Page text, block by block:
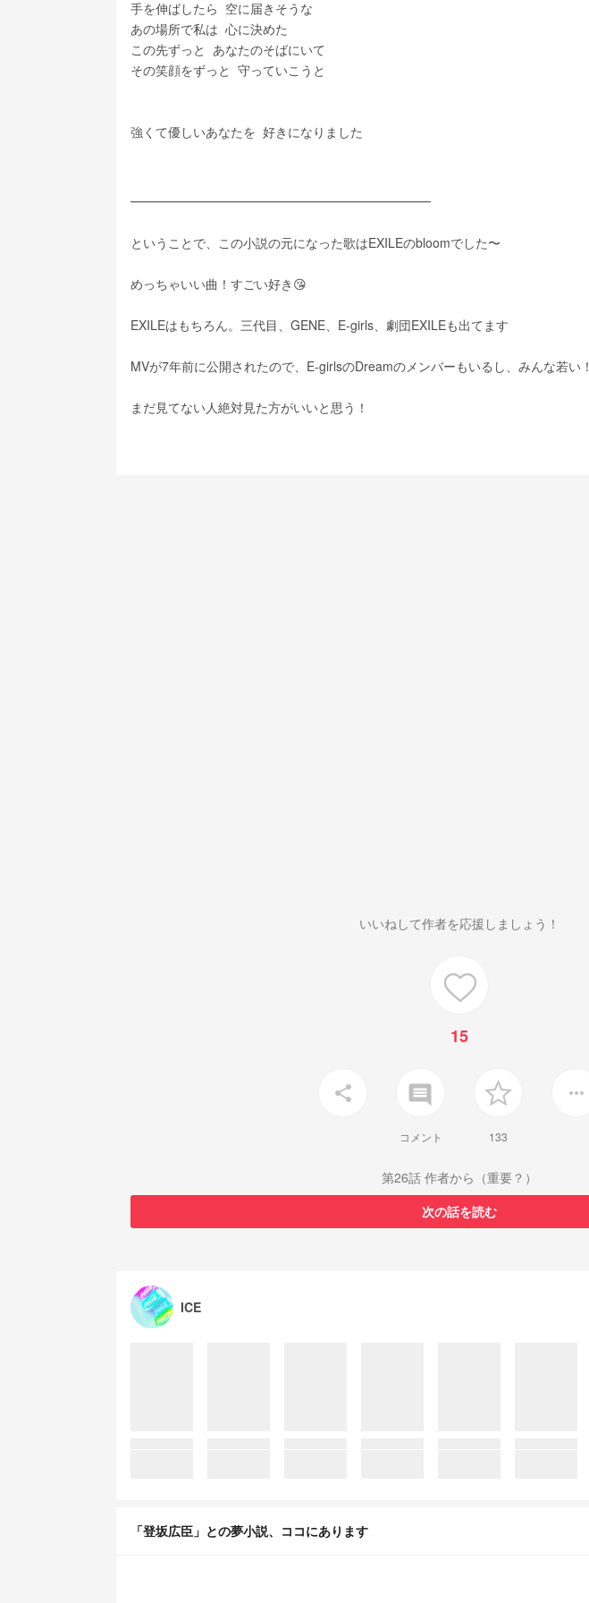
手を伸ばしたら  空に届きそうな
あの場所で私は  心に決めた
この先ずっと  あなたのそばにいて
その笑顔をずっと  守っていこうと
強くて優しいあなたを  好きになりました
━━━━━━━━━━━━━━━━━━━━━━━━
ということで、この小説の元になった歌はEXILEのbloomでした〜
めっちゃいい曲！すごい好き😘
EXILEはもちろん。三代目、GENE、E-girls、劇団EXILEも出てます
MVが7年前に公開されたので、E-girlsのDreamのメンバーもいるし、みんな若い！
まだ見てない人絶対見た方がいいと思う！
いいねして作者を応援しましょう！
15
share insert_comment
コメント 133
more_horiz
第26話 作者から（重要？）
次の話を読む
ICE
「登坂広臣」との夢小説、ココにあります